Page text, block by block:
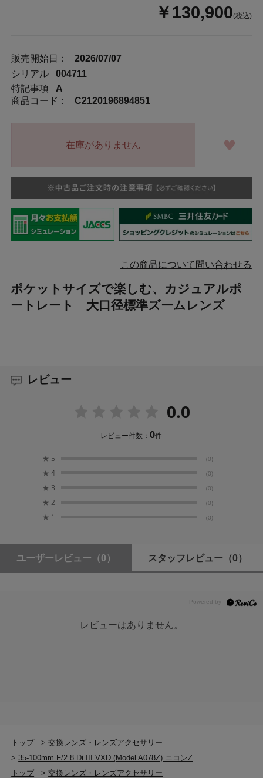
￥130,900(税込)
販売開始日：
2026/07/07
シリアル
004711
特記事項
A
商品コード：
C2120196894851
在庫がありません
この商品について問い合わせる
ポケットサイズで楽しむ、カジュアルポ
ートレート 大口径標準ズームレンズ
レビュー
0.0
レビュー件数：0件
★ 5 (0)
★ 4 (0)
★ 3 (0)
★ 2 (0)
★ 1 (0)
ユーザーレビュー （0） スタッフレビュー （0）
レビューはありません。
トップ >交換レンズ・レンズアクセサリー
> 35-100mm F/2.8 Di III VXD (Model A078Z) ニコンZ
トップ
>交換レンズ・レンズアクセサリー